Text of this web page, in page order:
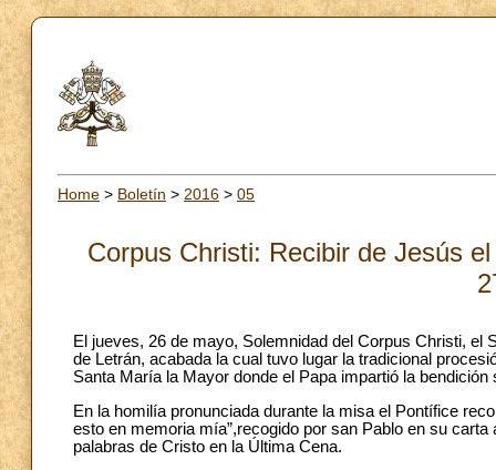
Home > Boletín > 2016 > 05
Corpus Christi: Recibir de Jesús
El jueves, 26 de mayo, Solemnidad del Corpus Christi,
de Letrán, acabada la cual tuvo lugar la tradicional
Santa María la Mayor donde el Papa impartió la
En la homilía pronunciada durante la misa el Pontífice
esto en memoria mía”,recogido por san Pablo en su
palabras de Cristo en la Última Cena.